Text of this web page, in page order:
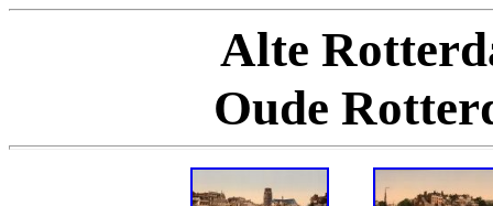
Alte
Oude